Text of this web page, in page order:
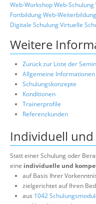
Web-WorkshopWeb-Schulung
FortbildungWeb-Weiterbildung
Digitale SchulungVirtuelle
Weitere
Zurück zur Liste der
Allgemeine
Schulungskonzepte
Konditionen
Trainerprofile
Referenzkunden
Individuell
Statt einer Schulung oder
eine individuelle und
auf Basis Ihrer
zielgerichtet auf Ihren
aus 1042